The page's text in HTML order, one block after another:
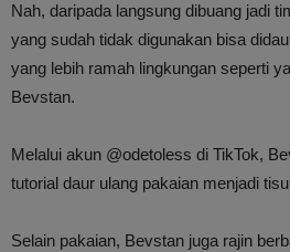
Nah, daripada langsung dibuang jadi
yang sudah tidak digunakan bisa
yang lebih ramah lingkungan seperti
Bevstan.
Melalui akun @odetoless di TikTok,
tutorial daur ulang pakaian menjadi
Selain pakaian, Bevstan juga rajin